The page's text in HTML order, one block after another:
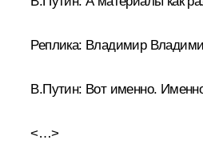
Реплика: Владимир
В.Путин: Вот именно.
<…>